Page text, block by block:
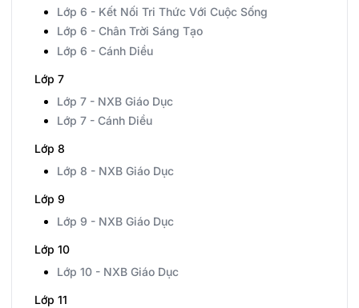
Lớp 6 - Kết Nối Tri Thức Với Cuộc Sống
Lớp 6 - Chân Trời Sáng Tạo
Lớp 6 - Cánh Diều
Lớp 7
Lớp 7 - NXB Giáo Dục
Lớp 7 - Cánh Diều
Lớp 8
Lớp 8 - NXB Giáo Dục
Lớp 9
Lớp 9 - NXB Giáo Dục
Lớp 10
Lớp 10 - NXB Giáo Dục
Lớp 11